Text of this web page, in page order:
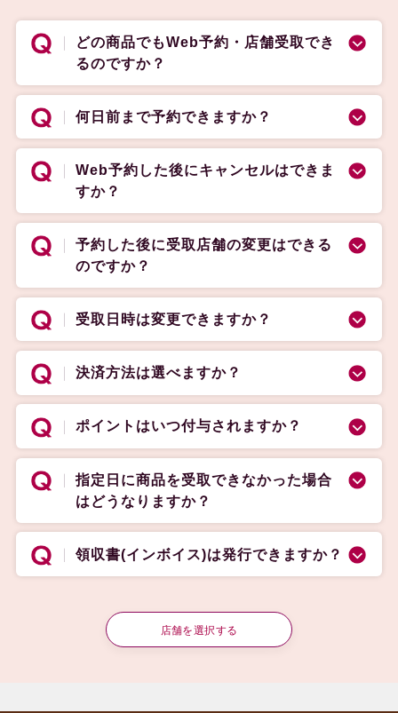
どの商品でもWeb予約・店舗受取でき
るのですか？
何日前まで予約できますか？
Web予約した後にキャンセルはできま
すか？
予約した後に受取店舗の変更はできる
のですか？
受取日時は変更できますか？
決済方法は選べますか？
ポイントはいつ付与されますか？
指定日に商品を受取できなかった場合
はどうなりますか？
領収書(インボイス)は発行できますか？
店舗を選択する